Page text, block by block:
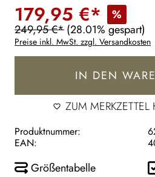
179,95 €*
%
249,95 €*(28.01% gespart)
Preise inkl. MwSt. zzgl. Versandkosten
IN DEN
ZUM
Produktnummer:
EAN:
Größentabelle